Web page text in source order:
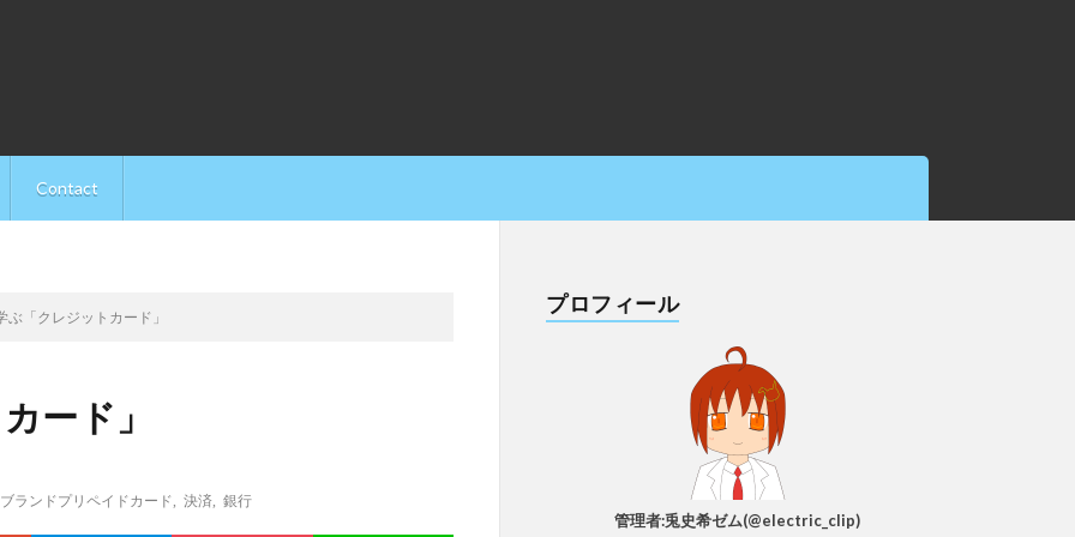
Contact
ぶ「クレジットカード」
ード」
ブランドプリペイドカード 決済 銀行
プロフィール
管理者:兎史希ゼム(@electric_clip)